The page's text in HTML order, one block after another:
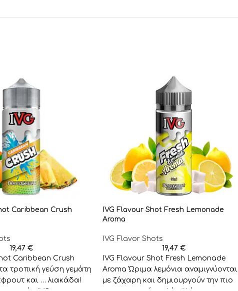
Caribbean Crush
19,47 €
Caribbean Crush
τροπική γεύση γεμάτη
και … λιακάδα!
IVG Flavour Shot Fresh Lemonade
Aroma
IVG Flavor Shots
19,47€
IVG Flavour Shot Fresh Lemonade
Aroma Ώριμα λεμόνια αναμιγνύονται
με ζάχαρη και δημιουργούν την πιο